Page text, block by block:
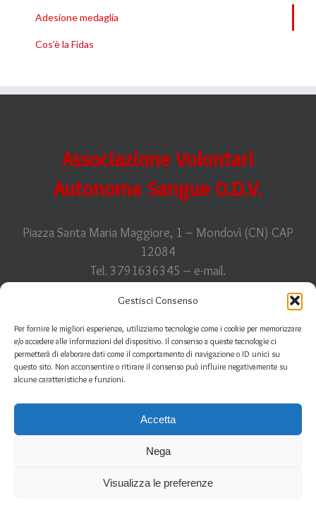
Gestisci Consenso
Per fornire le migliori esperienze, utilizziamo tecnologie come i cookie per memorizzare
e/o accedere alle informazioni del dispositivo. Il consenso a queste tecnologie ci
permetterà di elaborare dati come il comportamento di navigazione o ID unici su
questo sito. Non acconsentire o ritirare il consenso può influire negativamente su
alcune caratteristiche e funzioni.
Accetta
Nega
Visualizza le preferenze
Adesione medaglia
Cos’è la Fidas
Associazione Volontari
Autonoma Sangue O.D.V.
Piazza Santa Maria Maggiore, 1 – Mondovì (CN) CAP
12084
Tel. 3791636345 – e-mail.
C.F. 93011910044
Informativa sullaprivacy| Informazioni suicookies